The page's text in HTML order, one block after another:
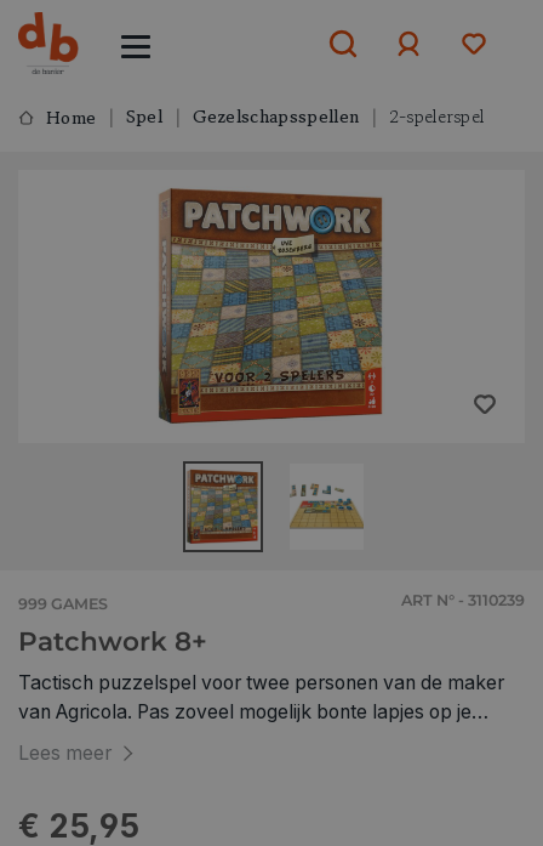
ofaanmelden
Home Spel Gezelschapsspellen 2-spelerspel
999 GAMES ART N° - 3110239
Patchwork 8+
Tactisch puzzelspel voor twee personen van de maker
van Agricola. Pas zoveel mogelijk bonte lapjes op je
speelbord in, maar let op de tijd. Door de eenvoudige
Lees meer
€ 25,95